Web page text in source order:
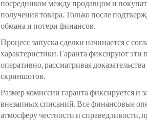
посредником между продавцом и
получения товара. Только после
обмана и потери финансов.
Процесс запуска сделки начинается с
характеристики. Гаранта фиксируют эти
оперативно, рассматривая
скриншотов.
Размер комиссии гаранта фиксируется и
внезапных списаний. Все финансовые
атмосферу честности и